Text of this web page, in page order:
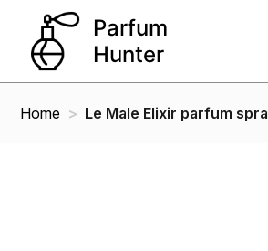
Home Le Male Elixir parfum